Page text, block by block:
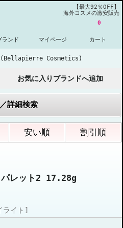
【最大92％OFF】
海外コスメの激安販売
ランド マイページ
0
カート
(Bellapierre Cosmetics)
お気に入りブランドへ追加
詳細検索
安い順 割引順
レット2 17.28g
イト]